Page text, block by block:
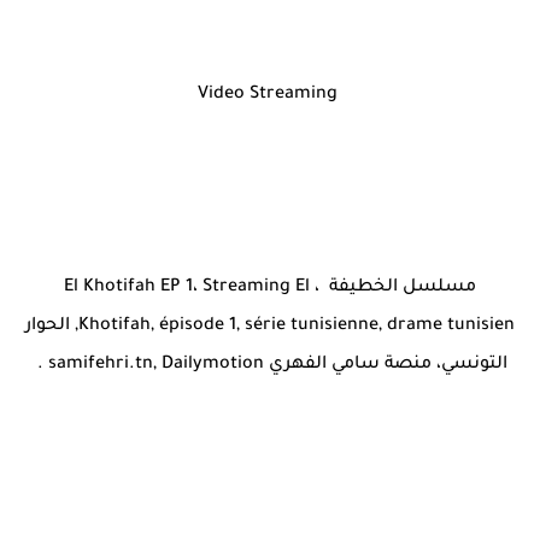
مسلسل الخطيفة ، El Khotifah EP 1، Streaming El
Khotifah, épisode 1, série tunisienne, drame tunisien, الحوار
التونسي، منصة سامي الفهري samifehri.tn, Dailymotion .